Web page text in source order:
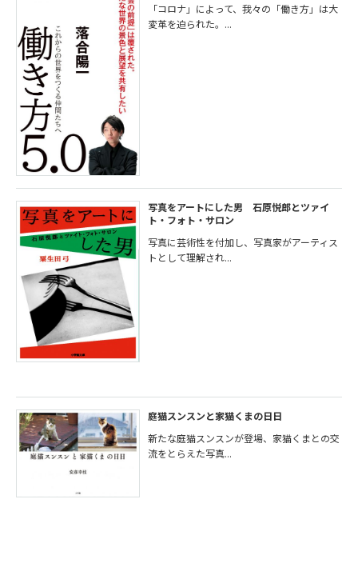
「コロナ」によって、我々の「働き方」は大
変革を迫られた。...
写真をアートにした男 石原悦郎とツァイ
ト・フォト・サロン
写真に芸術性を付加し、写真家がアーティス
トとして理解され...
庭猫スンスンと家猫くまの日日
新たな庭猫スンスンが登場、家猫くまとの交
流をとらえた写真...